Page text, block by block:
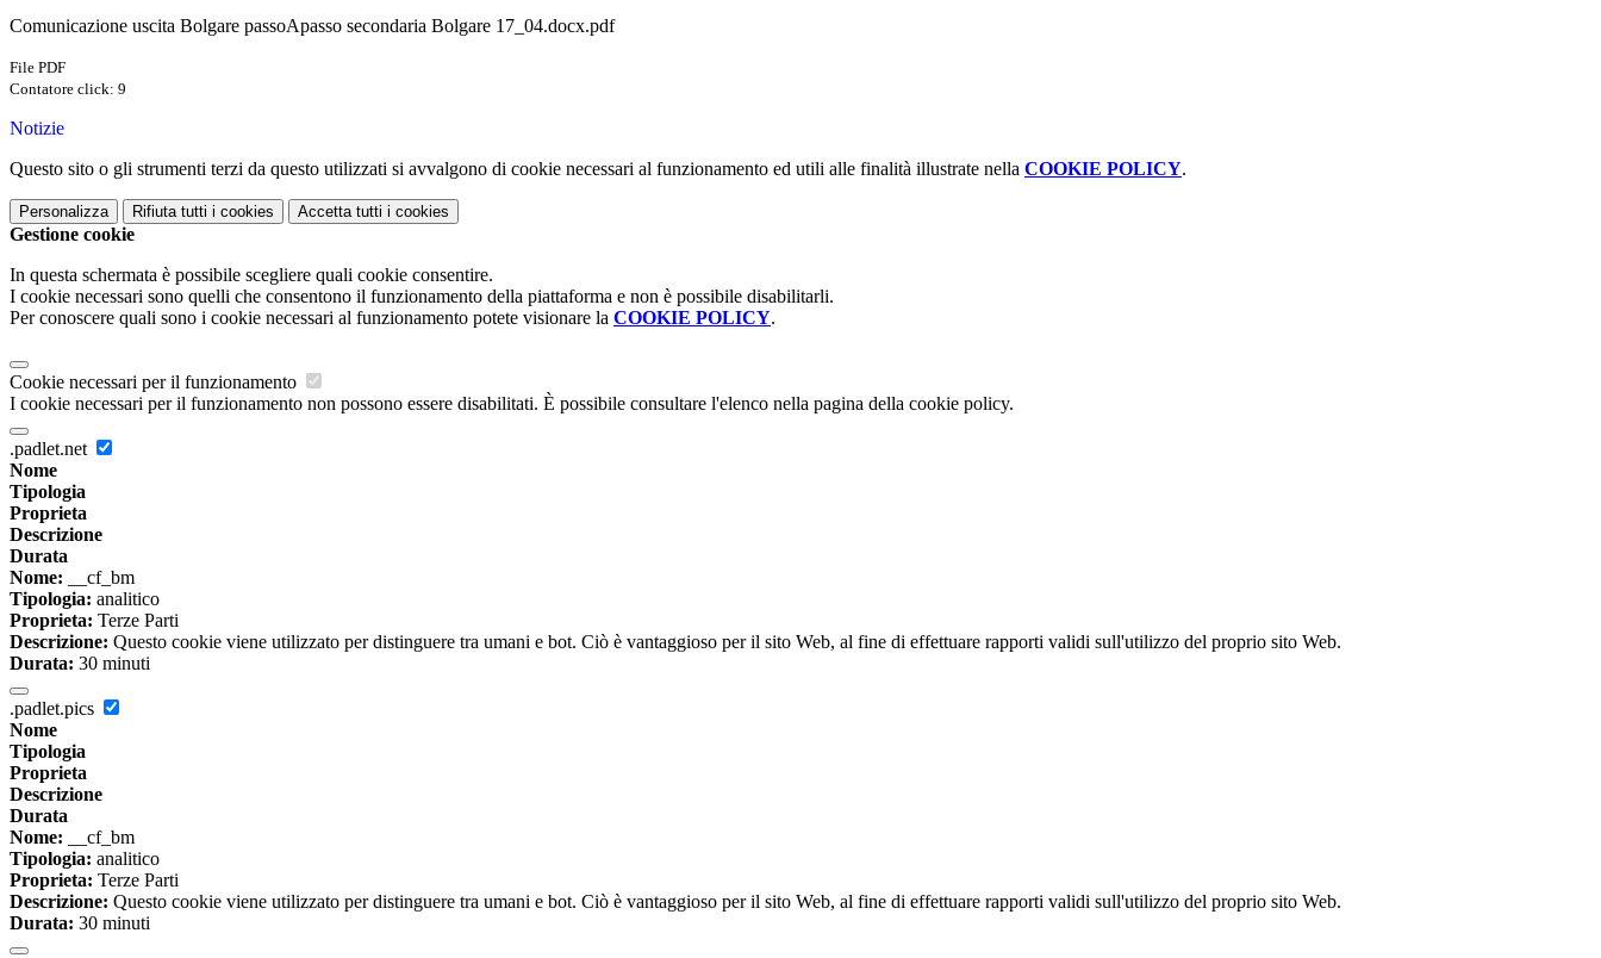
Comunicazione uscita Bolgare passoApasso secondaria Bolgare 17_04.docx.pdf
File PDF
Contatore click: 9
Notizie
Questo sito o gli strumenti terzi da questo utilizzati si avvalgono di cookie necessari al funzionamento ed utili alle finalità illustrate nella COOKIE POLICY.
Personalizza Rifiuta tutti i cookies Accetta tutti i cookies
Gestione cookie
In questa schermata è possibile scegliere quali cookie consentire.
I cookie necessari sono quelli che consentono il funzionamento della piattaforma e non è possibile disabilitarli.
Per conoscere quali sono i cookie necessari al funzionamento potete visionare la COOKIE POLICY.
Cookie necessari per il funzionamento
I cookie necessari per il funzionamento non possono essere disabilitati. È possibile consultare l'elenco nella pagina della cookie policy.
.padlet.net
Nome
Tipologia
Proprieta
Descrizione
Durata
Nome: __cf_bm
Tipologia: analitico
Proprieta: Terze Parti
Descrizione: Questo cookie viene utilizzato per distinguere tra umani e bot. Ciò è vantaggioso per il sito Web, al fine di effettuare rapporti validi sull'utilizzo del proprio sito Web.
Durata: 30 minuti
.padlet.pics
Nome
Tipologia
Proprieta
Descrizione
Durata
Nome: __cf_bm
Tipologia: analitico
Proprieta: Terze Parti
Descrizione: Questo cookie viene utilizzato per distinguere tra umani e bot. Ciò è vantaggioso per il sito Web, al fine di effettuare rapporti validi sull'utilizzo del proprio sito Web.
Durata: 30 minuti